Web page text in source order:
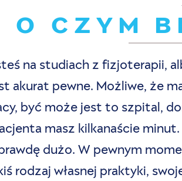
O CZYM
na studiach z fizjoterapii,
akurat pewne. Możliwe, że
być może jest to szpital,
masz kilkanaście
dużo. W pewnym
rodzaj własnej praktyki,